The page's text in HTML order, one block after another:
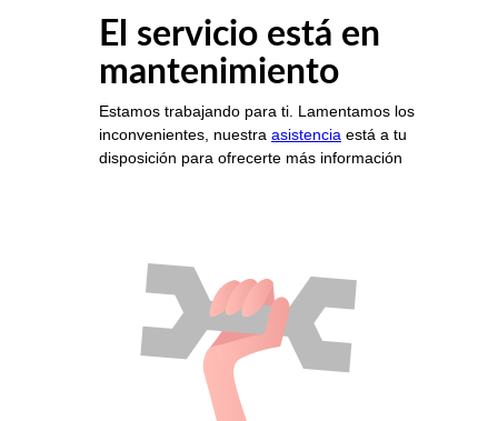
El servicio está en
mantenimiento
Estamos trabajando para ti. Lamentamos los
inconvenientes, nuestra asistencia está a tu
disposición para ofrecerte más información